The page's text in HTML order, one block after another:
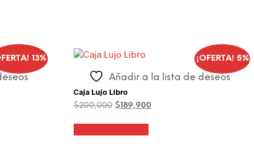
13% ¡OFERTA! 5%
Añadir a la lista de deseos
Caja Lujo Libro
$200,000 El
original
era:
$189,900El